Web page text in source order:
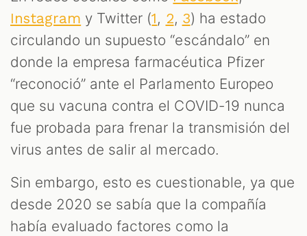
Instagram y Twitter (1, 2, 3) ha estado
circulando un supuesto “escándalo” en
donde la empresa farmacéutica Pfizer
“reconoció” ante el Parlamento Europeo
que su vacuna contra el COVID-19 nunca
fue probada para frenar la transmisión del
virus antes de salir al mercado.
Sin embargo, esto es cuestionable, ya que
desde 2020 se sabía que la compañía
había evaluado factores como la